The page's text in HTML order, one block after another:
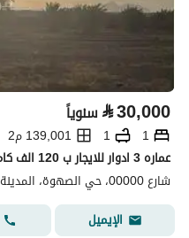
⃁30,000 سنوياً
1
1
139,001 م2
عماره 3 ادوار للايجار ب 120 الف كامل حي المطار
شارع 00000، حي الصهوة، المدينة المنورة
الإيميل